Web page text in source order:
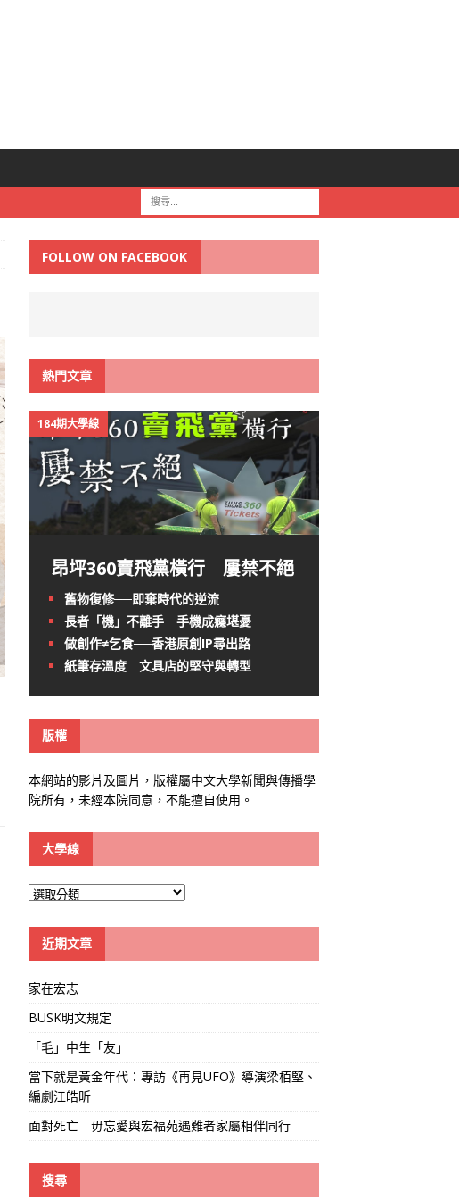
FOLLOW ON FACEBOOK
熱門文章
184期大學線
昂坪360賣飛黨橫行 屢禁不絕
舊物復修──即棄時代的逆流
長者「機」不離手 手機成癮堪憂
做創作≠乞食──香港原創IP尋出路
紙筆存溫度 文具店的堅守與轉型
版權
本網站的影片及圖片，版權屬中文大學新聞與傳播學
院所有，未經本院同意，不能擅自使用。
大學線
大
線
近期文章
家在宏志
BUSK明文規定
「毛」中生「友」
當下就是黃金年代：專訪《再見UFO》導演梁栢堅、
編劇江皓昕
面對死亡 毋忘愛與宏福苑遇難者家屬相伴同行
搜尋